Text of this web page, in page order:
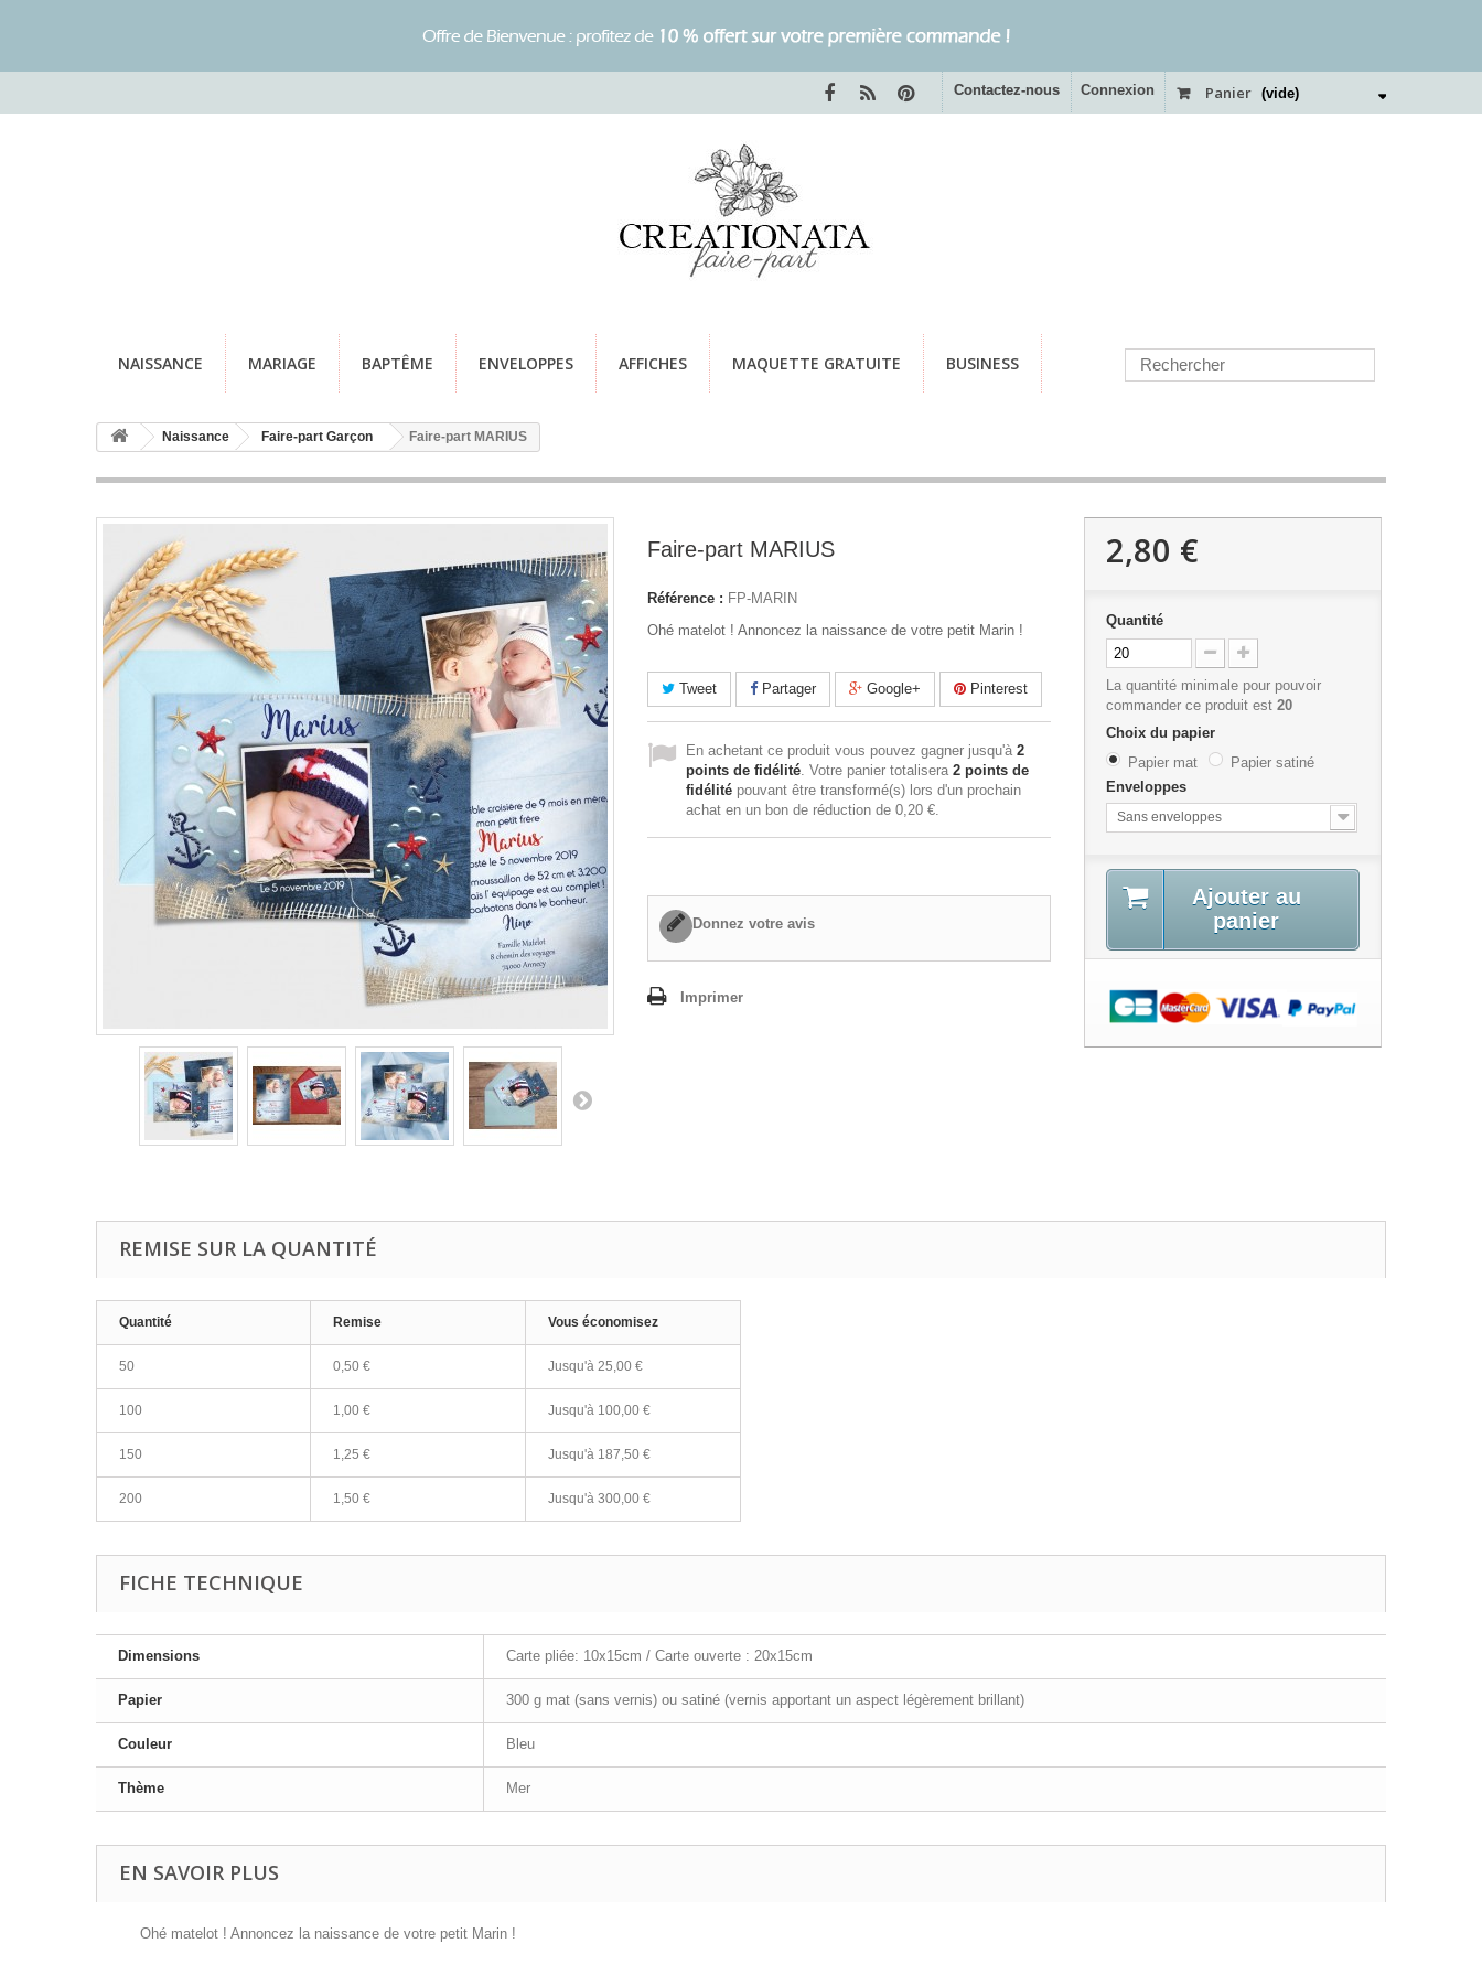
Panier (vide)
Connexion
Contactez-nous
NAISSANCE MARIAGE BAPTÊME ENVELOPPES AFFICHES MAQUETTE GRATUITE BUSINESS
Naissance Faire-part Garçon Faire-part MARIUS
Faire-part MARIUS
Référence : FP-MARIN
Ohé matelot ! Annoncez la naissance de votre petit Marin !
Tweet Partager Google+ Pinterest
En achetant ce produit vous pouvez gagner jusqu'à 2
points de fidélité. Votre panier totalisera 2 points de
fidélité pouvant être transformé(s) lors d'un prochain
achat en un bon de réduction de 0,20 €.
Donnez votre avis
Imprimer
2,80 €
Quantité
La quantité minimale pour pouvoir
commander ce produit est 20
Choix du papier
Papier mat
Papier satiné
Enveloppes
Sans enveloppes
Ajouter au
panier
REMISE SUR LA QUANTITÉ
Quantité Remise Vous économisez
50 0,50 € Jusqu'à 25,00 €
100 1,00 € Jusqu'à 100,00 €
150 1,25 € Jusqu'à 187,50 €
200 1,50 € Jusqu'à 300,00 €
FICHE TECHNIQUE
Dimensions Carte pliée: 10x15cm / Carte ouverte : 20x15cm
Papier 300 g mat (sans vernis) ou satiné (vernis apportant un aspect légèrement brillant)
Couleur Bleu
Thème Mer
EN SAVOIR PLUS
Ohé matelot ! Annoncez la naissance de votre petit Marin !